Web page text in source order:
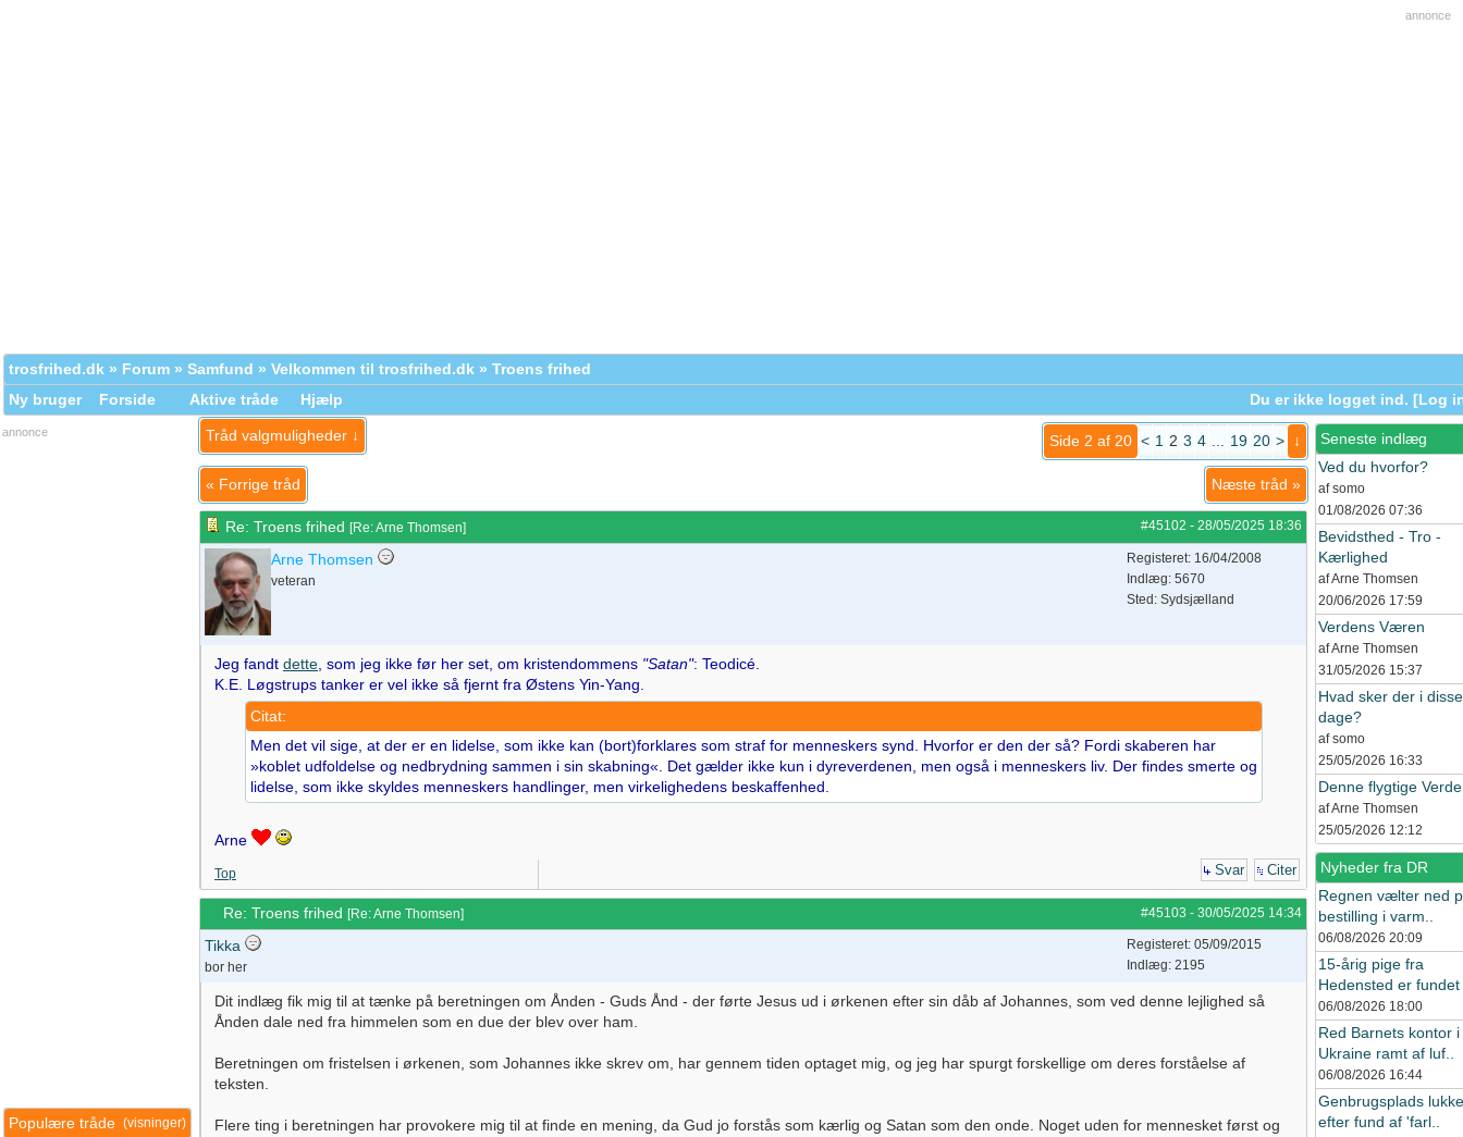
annonce
trosfrihed.dk » Forum » Samfund » Velkommen til trosfrihed.dk » Troens frihed
Ny bruger
Forside Aktive tråde Hjælp Du er ikke logget ind. [Log
annonce
(visninger)
Populære tråde
Side 2 af 20 < 1 2 3 4 19 20 > ↓
Tråd valgmuligheder ↓
« Forrige tråd Næste tråd »
#45102 - 28/05/2025 18:36
Re: Troens frihed [Re: Arne Thomsen]
Arne Thomsen
veteran
Registeret: 16/04/2008
Indlæg: 5670
Sted: Sydsjælland
Jeg fandt dette , som jeg ikke før her set, om kristendommens "Satan": Teodicé.
K.E. Løgstrups tanker er vel ikke så fjernt fra Østens Yin-Yang.
Citat:
Men det vil sige, at der er en lidelse, som ikke kan (bort)forklares som straf for menneskers synd. Hvorfor er den der så? Fordi skaberen har
»koblet udfoldelse og nedbrydning sammen i sin skabning«. Det gælder ikke kun i dyreverdenen, men også i menneskers liv. Der findes smerte og
lidelse, som ikke skyldes menneskers handlinger, men virkelighedens beskaffenhed.
Arne
Top Svar Citer
#45103 - 30/05/2025 14:34
Re: Troens frihed [Re: Arne Thomsen]
Tikka
bor her
Registeret: 05/09/2015
Indlæg: 2195
Dit indlæg fik mig til at tænke på beretningen om Ånden - Guds Ånd - der førte Jesus ud i ørkenen efter sin dåb af Johannes, som ved denne lejlighed så
Ånden dale ned fra himmelen som en due der blev over ham.
Beretningen om fristelsen i ørkenen, som Johannes ikke skrev om, har gennem tiden optaget mig, og jeg har spurgt forskellige om deres forståelse af
teksten.
Flere ting i beretningen har provokere mig til at finde en mening, da Gud jo forstås som kærlig og Satan som den onde. Noget uden for mennesket først og
Seneste indlæg
Ved du hvorfor?
af somo
01/08/2026 07:36
Bevidsthed - Tro -
Kærlighed
af Arne Thomsen
20/06/2026 17:59
Verdens Væren
af Arne Thomsen
31/05/2026 15:37
Hvad sker der i disse
dage?
af somo
25/05/2026 16:33
Denne flygtige
af Arne Thomsen
25/05/2026 12:12
Nyheder fra DR
Regnen vælter ned
bestilling i varm..
06/08/2026 20:09
15-årig pige fra
Hedensted er fundet
06/08/2026 18:00
Red Barnets kontor i
Ukraine ramt af luf..
06/08/2026 16:44
Genbrugsplads
efter fund af 'farl..